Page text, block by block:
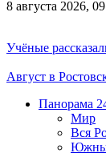
8 августа 2026,
Учёные
Август в
Панорама
Мир
Вся